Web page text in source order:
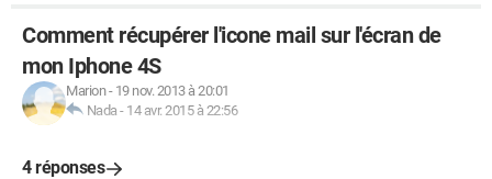
Comment récupérer l'icone mail sur l'écran de
mon Iphone 4S
Marion- 19 nov. 2013 à 20:01
Nada - 14 avr. 2015 à 22:56
4 réponses